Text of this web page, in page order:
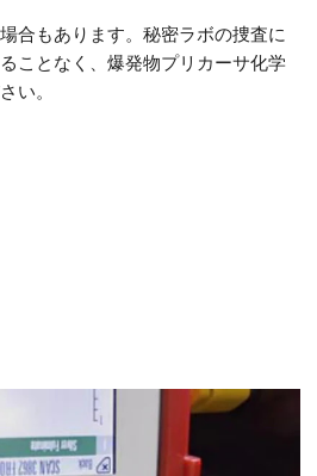
合もあります。秘密ラボの捜査に
ことなく、爆発物プリカーサ化学
い。